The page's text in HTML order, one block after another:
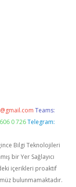
Teams:
0 726 Telegram:
Bilgi Teknolojileri
bir Yer Sağlayıcı
içerikleri proaktif
bulunmamaktadır.